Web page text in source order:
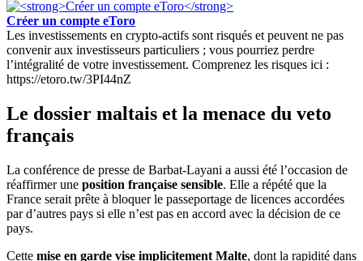
Créer un compte eToro
Les investissements en crypto-actifs sont risqués et peuvent ne pas
convenir aux investisseurs particuliers ; vous pourriez perdre
l’intégralité de votre investissement. Comprenez les risques ici :
https://etoro.tw/3PI44nZ
Le dossier maltais et la menace du veto
français
La conférence de presse de Barbat-Layani a aussi été l’occasion de
réaffirmer une position française sensible. Elle a répété que la
France serait prête à bloquer le passeportage de licences accordées
par d’autres pays si elle n’est pas en accord avec la décision de ce
pays.
Cette mise en garde vise implicitement Malte, dont la rapidité dans